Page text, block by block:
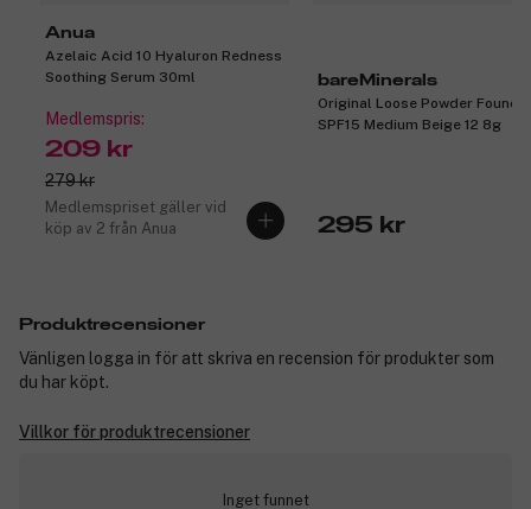
Anua
Azelaic Acid 10 Hyaluron Redness
Soothing Serum 30ml
Medlemspris:
209 kr
279 kr
Medlemspriset gäller vid
köp av 2 från Anua
bareMinerals
Original Loose Powder
SPF15 Medium Beige 12 8g
295 kr
Produktrecensioner
Vänligen logga in för att skriva en recension för produkter som
du har köpt.
Villkor för produktrecensioner
Inget funnet